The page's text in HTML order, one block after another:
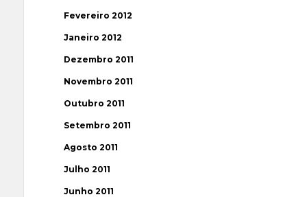
Fevereiro 2012
Janeiro 2012
Dezembro 2011
Novembro 2011
Outubro 2011
Setembro 2011
Agosto 2011
Julho 2011
Junho 2011